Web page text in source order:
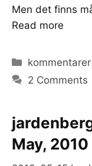
Men det finns
Read more
Categories
kommentarer
2 Comments
May, 2010